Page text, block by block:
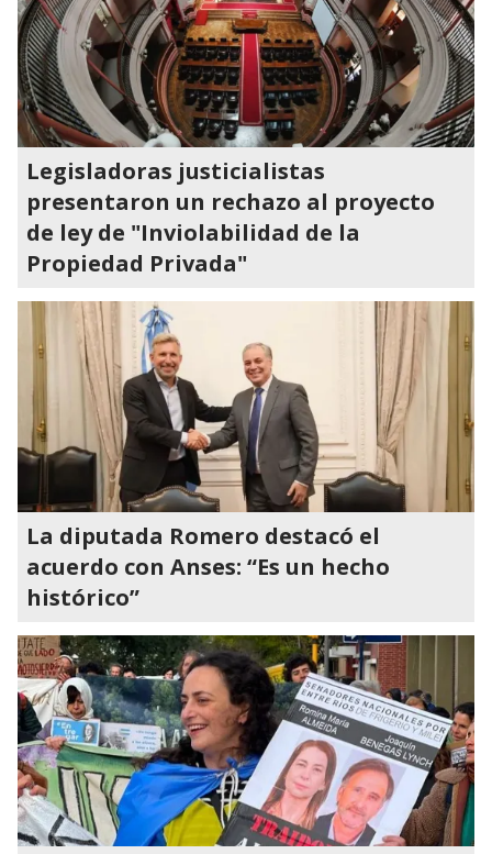
Legisladoras justicialistas
presentaron un rechazo al proyecto
de ley de "Inviolabilidad de la
Propiedad Privada"
La diputada Romero destacó el
acuerdo con Anses: “Es un hecho
histórico”